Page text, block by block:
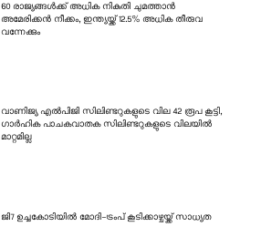
60 രാജ്യങ്ങൾക്ക് അധിക നികുതി ചുമത്താൻ
അമേരിക്കൻ നീക്കം, ഇന്ത്യയ്ക്ക് 12.5% അധിക തീരുവ
വന്നേക്കും
വാണിജ്യ എൽപിജി സിലിണ്ടറുകളുടെ വില 42 രൂപ കൂട്ടി,
ഗാർഹിക പാചകവാതക സിലിണ്ടറുകളുടെ വിലയിൽ
മാറ്റമില്ല
ജി7 ഉച്ചകോടിയിൽ മോദി-ട്രംപ് കൂടിക്കാഴ്ചയ്ക്ക് സാധ്യത